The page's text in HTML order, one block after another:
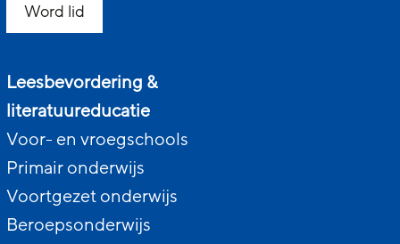
Word lid
Leesbevordering &
literatuureducatie
Voor- en vroegschools
Primair onderwijs
Voortgezet onderwijs
Beroepsonderwijs